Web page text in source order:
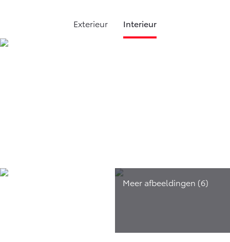
Exterieur Interieur